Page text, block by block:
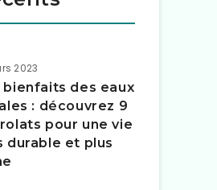
2023
bienfaits des eaux
: découvrez 9
pour une vie
durable et plus